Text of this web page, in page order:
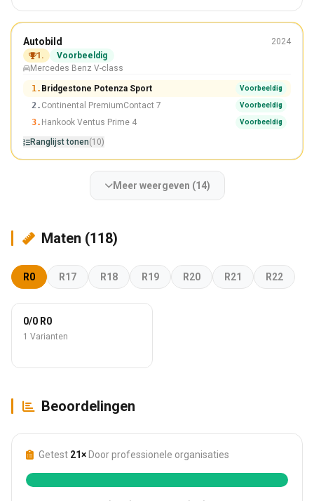
225/55 R17
Winnaar
Autobild
2024
1.
Voorbeeldig
Mercedes Benz V-class
1. Bridgestone Potenza Sport Voorbeeldig
2. Continental PremiumContact 7 Voorbeeldig
3. Hankook Ventus Prime 4 Voorbeeldig
Ranglijst tonen(10)
Meer weergeven (14)
Maten (118)
R0 R17 R18 R19 R20 R21 R22
0/0 R0
1 Varianten
Beoordelingen
Getest 21× Door professionele organisaties